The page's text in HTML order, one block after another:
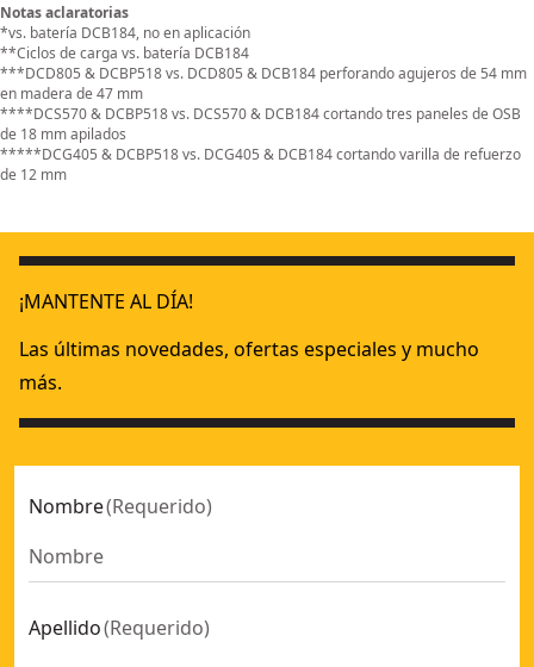
Notas aclaratorias
*vs. batería DCB184, no en aplicación
**Ciclos de carga vs. batería DCB184
***DCD805 & DCBP518 vs. DCD805 & DCB184 perforando agujeros de 54 mm
en madera de 47 mm
****DCS570 & DCBP518 vs. DCS570 & DCB184 cortando tres paneles de OSB
de 18 mm apilados
*****DCG405 & DCBP518 vs. DCG405 & DCB184 cortando varilla de refuerzo
de 12 mm
¡MANTENTE AL DÍA!
Las últimas novedades, ofertas especiales y mucho
más.
Nombre(Requerido)
Apellido(Requerido)